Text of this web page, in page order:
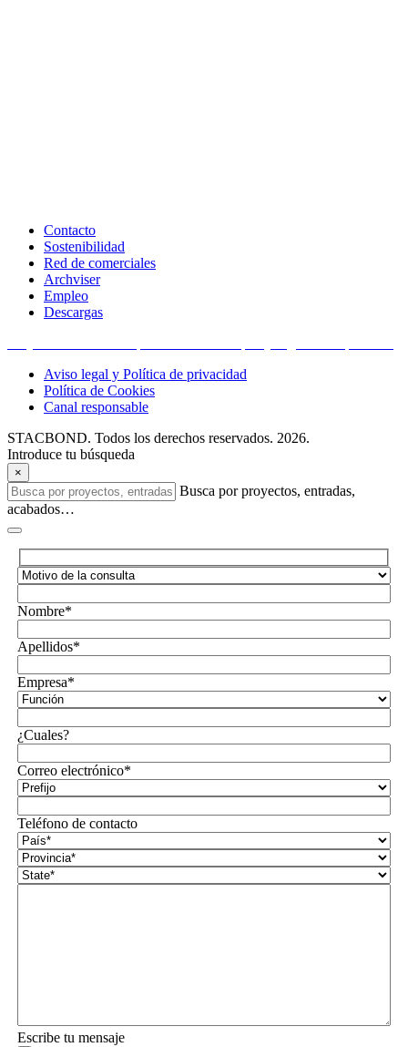
Contacto
Sostenibilidad
Red de comerciales
Archviser
Empleo
Descargas
Aviso legal y Política de privacidad
Política de Cookies
Canal responsable
STACBOND. Todos los derechos reservados. 2026.
Introduce tu búsqueda
×
Busca por proyectos, entradas,
acabados…
Nombre*
Apellidos*
Empresa*
¿Cuales?
Correo electrónico*
Teléfono de contacto
Escribe tu mensaje